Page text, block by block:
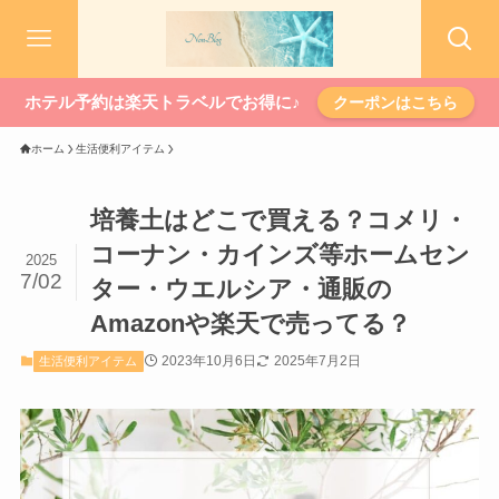
ホテル予約は楽天トラベルでお得に♪ クーポンはこちら
ホーム 生活便利アイテム
培養土はどこで買える？コメリ・
コーナン・カインズ等ホームセン
ター・ウエルシア・通販の
Amazonや楽天で売ってる？
2025
7/02
生活便利アイテム 2023年10月6日 2025年7月2日